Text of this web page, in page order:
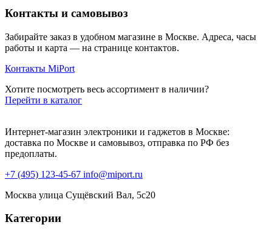
Контакты и самовывоз
Забирайте заказ в удобном магазине в Москве. Адреса, часы
работы и карта — на странице контактов.
Контакты MiPort
Хотите посмотреть весь ассортимент в наличии?
Перейти в каталог
Интернет-магазин электроники и гаджетов в Москве:
доставка по Москве и самовывоз, отправка по РФ без
предоплаты.
+7 (495) 123-45-67 info@miport.ru
Москва улица Сущёвский Вал, 5с20
Категории